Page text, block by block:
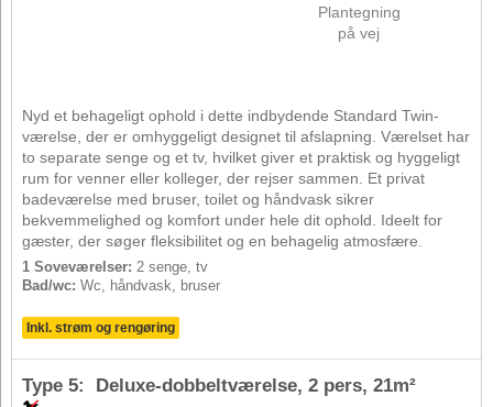
Plantegning
på vej
1 Soveværelser: 2 senge, tv
Bad/wc: Wc, håndvask, bruser
Nyd et behageligt ophold i dette indbydende Standard Twin-
værelse, der er omhyggeligt designet til afslapning. Værelset har
to separate senge og et tv, hvilket giver et praktisk og hyggeligt
rum for venner eller kolleger, der rejser sammen. Et privat
badeværelse med bruser, toilet og håndvask sikrer
bekvemmelighed og komfort under hele dit ophold. Ideelt for
gæster, der søger fleksibilitet og en behagelig atmosfære.
Inkl. strøm og rengøring
Type 5: Deluxe-dobbeltværelse, 2 pers, 21m²